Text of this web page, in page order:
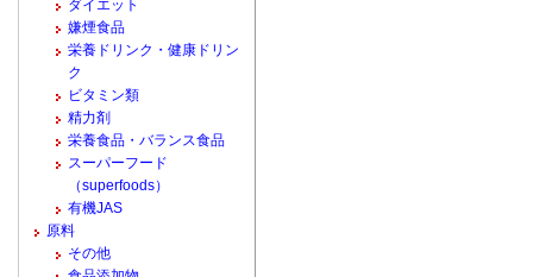
ダイエット
嫌煙食品
栄養ドリンク・健康ドリン
ク
ビタミン類
精力剤
栄養食品・バランス食品
スーパーフード
（superfoods）
有機JAS
原料
その他